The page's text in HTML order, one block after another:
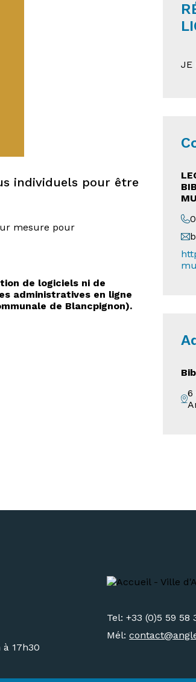
individuels pour être
mesure pour
de logiciels ni de
administratives en ligne
de Blancpignon).
JE
6
à 17h30
Tel: +33 (0)5 59 58
Mél:contact@